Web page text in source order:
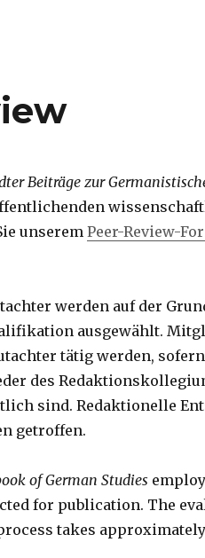
Beiträge zur
unserem Peer-Review-
werden auf der
ausgewählt.
tätig werden,
des
sind. Redaktionelle
getroffen.
of German Studies
for publication. The
takes